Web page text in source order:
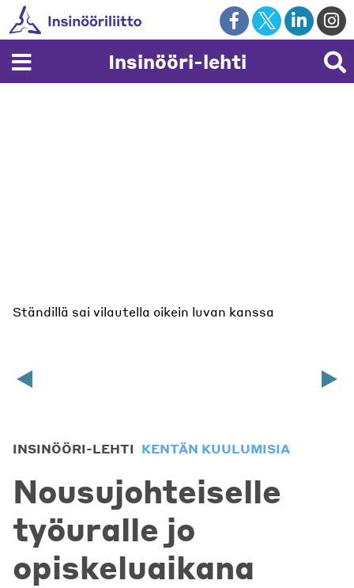
Skip
to
content
Insinööri-lehti
Ständillä sai vilautella oikein luvan kanssa
Harjoitteluvalmennus tarjosi vinkkejä työnhakuun
Harjoitteluvalmennus saadaan toivottavasti osaksi
INSINÖÖRI-LEHTI KENTÄN KUULUMISIA
Nousujohteiselle
työuralle jo
opiskeluaikana